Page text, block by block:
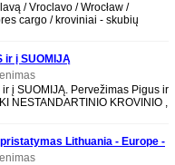
/ Vroclavo / Wrocław /
cargo / kroviniai - skubių
ir į SUOMIJĄ
į SUOMIJĄ. Pervežimas Pigus ir
NESTANDARTINIO KROVINIO ,
Lithuania - Europe -